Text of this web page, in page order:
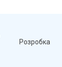
Розробка